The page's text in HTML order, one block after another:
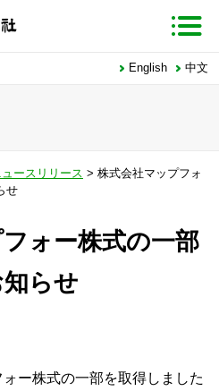
English 中文
ースリリース > 株式会社マップフォ
せ
ォー株式の一部
らせ
ー株式の一部を取得しました